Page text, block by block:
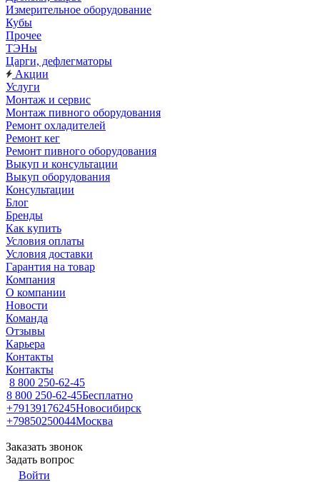
Измерительное оборудование
Кубы
Прочее
ТЭНы
Царги, дефлегматоры
Акции
Услуги
Монтаж и сервис
Монтаж пивного оборудования
Ремонт охладителей
Ремонт кег
Ремонт пивного оборудования
Выкуп и консультации
Выкуп оборудования
Консультации
Блог
Бренды
Как купить
Условия оплаты
Условия доставки
Гарантия на товар
Компания
О компании
Новости
Команда
Отзывы
Карьера
Контакты
Контакты
8 800 250-62-45
8 800 250-62-45Бесплатно
+79139176245Новосибирск
+79850250044Москва
Заказать звонок
Задать вопрос
Войти